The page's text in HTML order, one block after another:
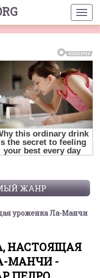
ЖАНР
уроженка Ла-Манчи
НАСТОЯЩАЯ
МАНЧИ -